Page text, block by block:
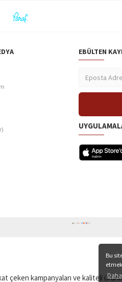
Bu
EBÜLTEN
çeken kampanyaları ve kaliteli